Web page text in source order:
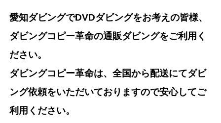
愛知ダビングでDVDダビングをお考えの皆様、
ダビングコピー革命の通販ダビングをご利用く
ださい。
ダビングコピー革命は、全国から配送にてダビ
ング依頼をいただいておりますので安心してご
利用ください。